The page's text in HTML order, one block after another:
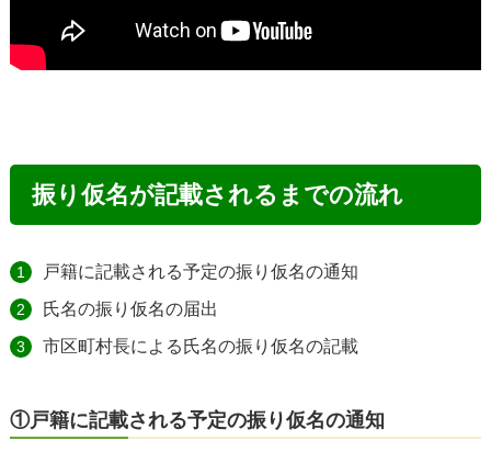
振り仮名が記載されるまでの流れ
戸籍に記載される予定の振り仮名の通知
氏名の振り仮名の届出
市区町村長による氏名の振り仮名の記載
①戸籍に記載される予定の振り仮名の通知